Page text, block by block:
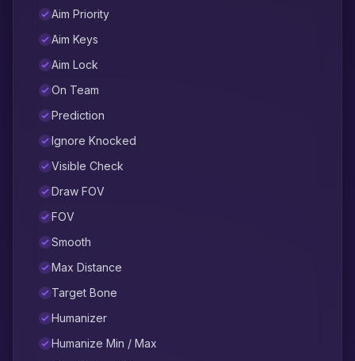
Aim Priority
Aim Keys
Aim Lock
On Team
Prediction
Ignore Knocked
Visible Check
Draw FOV
FOV
Smooth
Max Distance
Target Bone
Humanizer
Humanize Min / Max